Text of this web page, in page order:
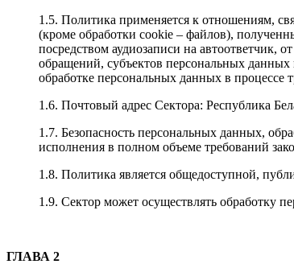
1.5. Политика применяется к отношениям,
(кроме обработки cookie – файлов),
посредством аудиозаписи на
обращений, субъектов персональных
обработке персональных данных в процессе
1.6. Почтовый адрес Сектора: Республика
1.7. Безопасность персональных данных,
исполнения в полном объеме требований
1.8. Политика является общедоступной,
1.9. Сектор может осуществлять обработку
ГЛАВА 2